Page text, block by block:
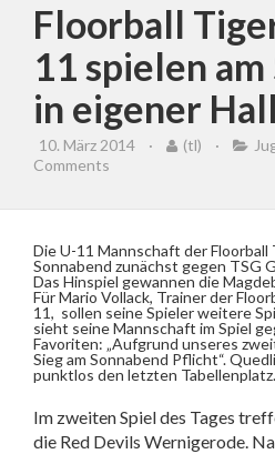
Floorball
11 spielen am
in eigener
10. März 2014 · (tl) ·
Comments
Die U-11 Mannschaft der Floorball
Sonnabend zunächst gegen TSG
Das Hinspiel gewannen die
Für Mario Vollack, Trainer der
11, sollen seine Spieler weitere
sieht seine Mannschaft im Spiel
Favoriten: „Aufgrund unseres
Sieg am Sonnabend Pflicht“.
punktlos den letzten Tabellenplatz.
Im zweiten Spiel des Tages
die Red Devils Wernigerode.